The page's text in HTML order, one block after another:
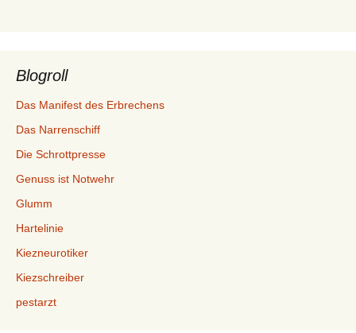
Blogroll
Das Manifest des Erbrechens
Das Narrenschiff
Die Schrottpresse
Genuss ist Notwehr
Glumm
Hartelinie
Kiezneurotiker
Kiezschreiber
pestarzt